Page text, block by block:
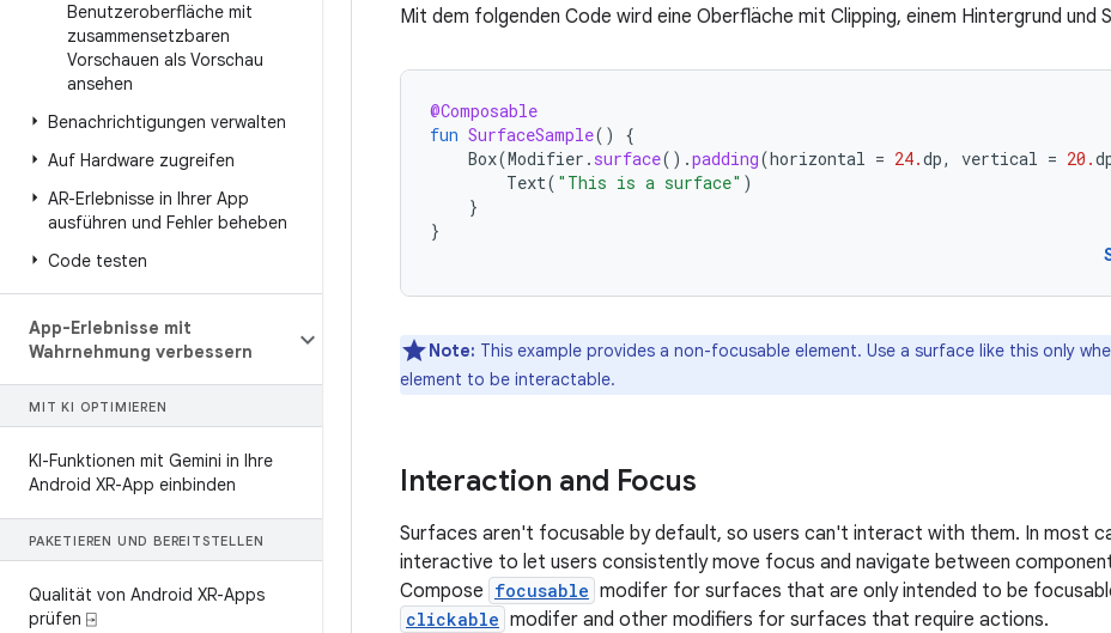
Benutzeroberfläche mit
zusammensetzbaren
Vorschauen als Vorschau
ansehen
Benachrichtigungen verwalten
Auf Hardware zugreifen
AR-Erlebnisse in Ihrer App
ausführen und Fehler beheben
Code testen
App-Erlebnisse mit
Wahrnehmung verbessern
MIT KI OPTIMIEREN
KI-Funktionen mit Gemini in Ihre
Android XR-App einbinden
PAKETIEREN UND BEREITSTELLEN
Qualität von Android XR-Apps
prüfen ⍈
Mit dem folgenden Code wird eine Oberfläche mit Clipping, einem Hintergrund und
@Composable
fun SurfaceSample()
{
Box(Modifier . surface().padding(horizontal = 24.dp, vertical = 20.
Text( "This is a surface" )
}
}
Note: This example provides a non-focusable element. Use a surface like this only
element to be interactable.
Interaction and Focus
Surfaces aren't focusable by default, so users can't interact with them. In most
interactive to let users consistently move focus and navigate between
Compose focusable modifer for surfaces that are only intended to be
clickable modifer and other modifiers for surfaces that require actions.